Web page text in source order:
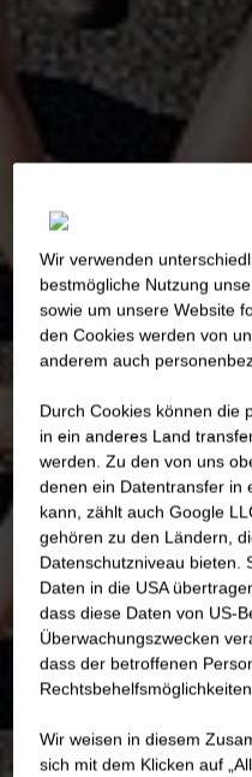
Wir verwenden
best­mögliche Nutzung
sowie um unsere Website
den Cookies werden von
anderem auch
Durch Cookies können die
in ein anderes Land
werden. Zu den von uns
denen ein Datentransfer in
kann, zählt auch Google
gehören zu den Ländern,
Datenschutzniveau bieten.
Daten in die USA
dass diese Daten von US-
Überwachungszwecken
dass der betroffenen
Wir weisen in diesem
sich mit dem Klicken auf